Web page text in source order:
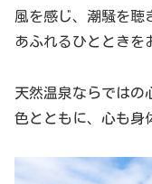
風を感じ、潮騒を聴
あふれるひとときを
天然温泉ならではの
色とともに、心も身